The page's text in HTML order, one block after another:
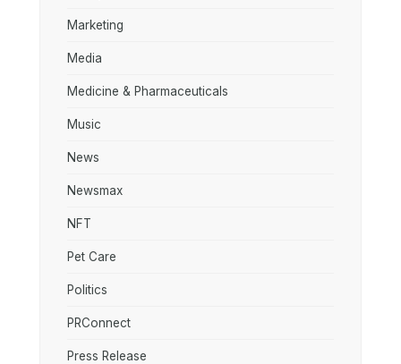
Marketing
Media
Medicine & Pharmaceuticals
Music
News
Newsmax
NFT
Pet Care
Politics
PRConnect
Press Release